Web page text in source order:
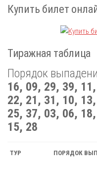
Купить билет
Тиражная таблица
Порядок
16, 09, 29, 39,
22, 21, 31, 10,
25, 37, 03, 06,
15, 28
ТУР ПОРЯДОК